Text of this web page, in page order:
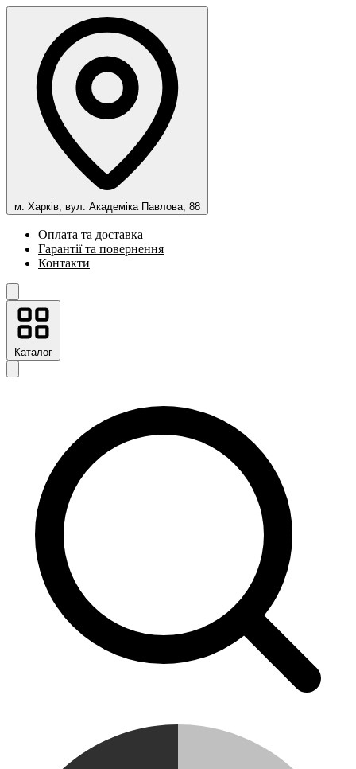
м. Харків, вул. Академіка Павлова, 88
Оплата та доставка
Гарантії та повернення
Контакти
Каталог